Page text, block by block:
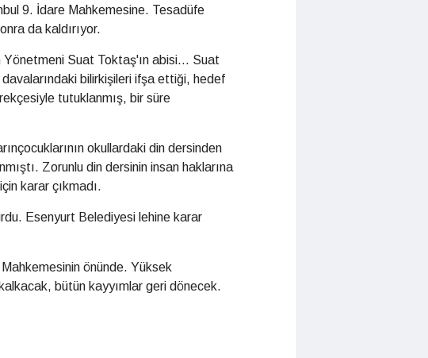
9. İdare Mahkemesine. Tesadüfe
da kaldırıyor.
Yönetmeni Suat Toktaş'ın abisi... Suat
bilirkişileri ifşa ettiği, hedef
tutuklanmış, bir süre
okullardaki din dersinden
Zorunlu din dersinin insan haklarına
karar çıkmadı.
Esenyurt Belediyesi lehine karar
Mahkemesinin önünde. Yüksek
bütün kayyımlar geri dönecek.